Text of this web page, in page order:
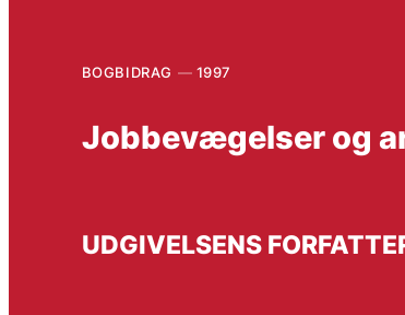
BOGBIDRAG 1997
Jobbevægelser og
UDGIVELSENS